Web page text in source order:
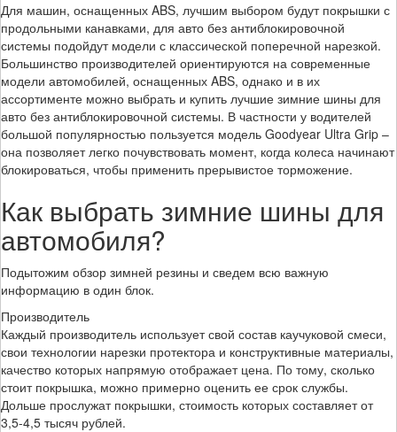
Для машин, оснащенных ABS, лучшим выбором будут покрышки с
продольными канавками, для авто без антиблокировочной
системы подойдут модели с классической поперечной нарезкой.
Большинство производителей ориентируются на современные
модели автомобилей, оснащенных ABS, однако и в их
ассортименте можно выбрать и купить лучшие зимние шины для
авто без антиблокировочной системы. В частности у водителей
большой популярностью пользуется модель Goodyear Ultra Grip –
она позволяет легко почувствовать момент, когда колеса начинают
блокироваться, чтобы применить прерывистое торможение.
Как выбрать зимние шины для
автомобиля?
Подытожим обзор зимней резины и сведем всю важную
информацию в один блок.
Производитель
Каждый производитель использует свой состав каучуковой смеси,
свои технологии нарезки протектора и конструктивные материалы,
качество которых напрямую отображает цена. По тому, сколько
стоит покрышка, можно примерно оценить ее срок службы.
Дольше прослужат покрышки, стоимость которых составляет от
3,5-4,5 тысяч рублей.